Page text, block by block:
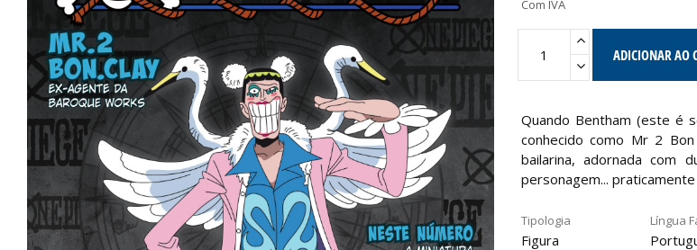
Com IVA
ADICIONAR AO
Quando Bentham (este é
conhecido como Mr 2
bailarina, adornada com
personagem...
Tipologia
Figura
Língua